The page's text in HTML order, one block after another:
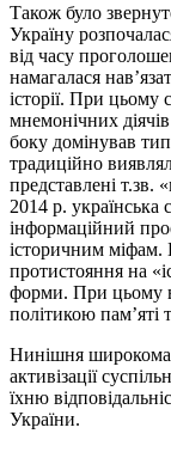
Також було
Україну
від часу
намагалася
історії. При цьому
мнемонічних
боку домінував
традиційно
представлені т.зв.
2014 р. українська
інформаційний
історичним міфам.
протистояння на
форми. При цьому
політикою пам’яті
Нинішня
активізації
їхню
України.